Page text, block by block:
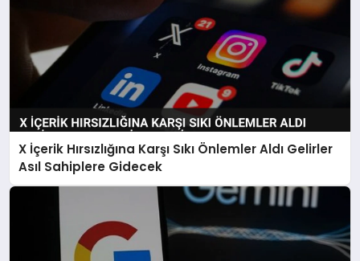
X İçerik Hırsızlığına Karşı Sıkı Önlemler Aldı Gelirler
Asıl Sahiplere Gidecek